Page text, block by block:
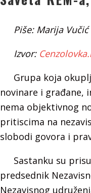
Piše: Marija Vučić
Izvor:
Grupa koja
novinare i građane,
nema objektivnog
pritiscima na
slobodi govora i
Sastanku su
predsednik
Nezavisnog